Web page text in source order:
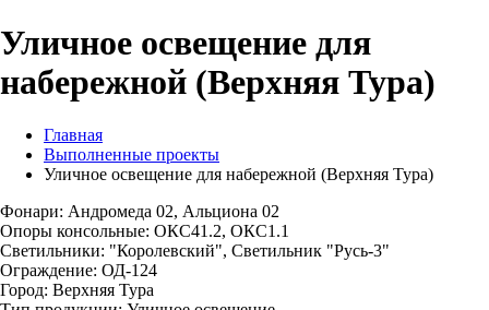
Уличное освещение для
набережной (Верхняя Тура)
Главная
Выполненные проекты
Уличное освещение для набережной (Верхняя Тура)
Фонари: Андромеда 02, Альциона 02
Опоры консольные: ОКС41.2, ОКС1.1
Светильники: "Королевский", Светильник "Русь-3"
Ограждение: ОД-124
Город: Верхняя Тура